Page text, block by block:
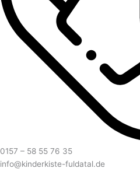
0157 – 58 55 76 35
info@kinderkiste-fuldatal.de